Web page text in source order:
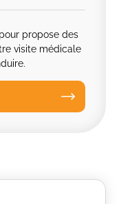
pour propose des
visite médicale